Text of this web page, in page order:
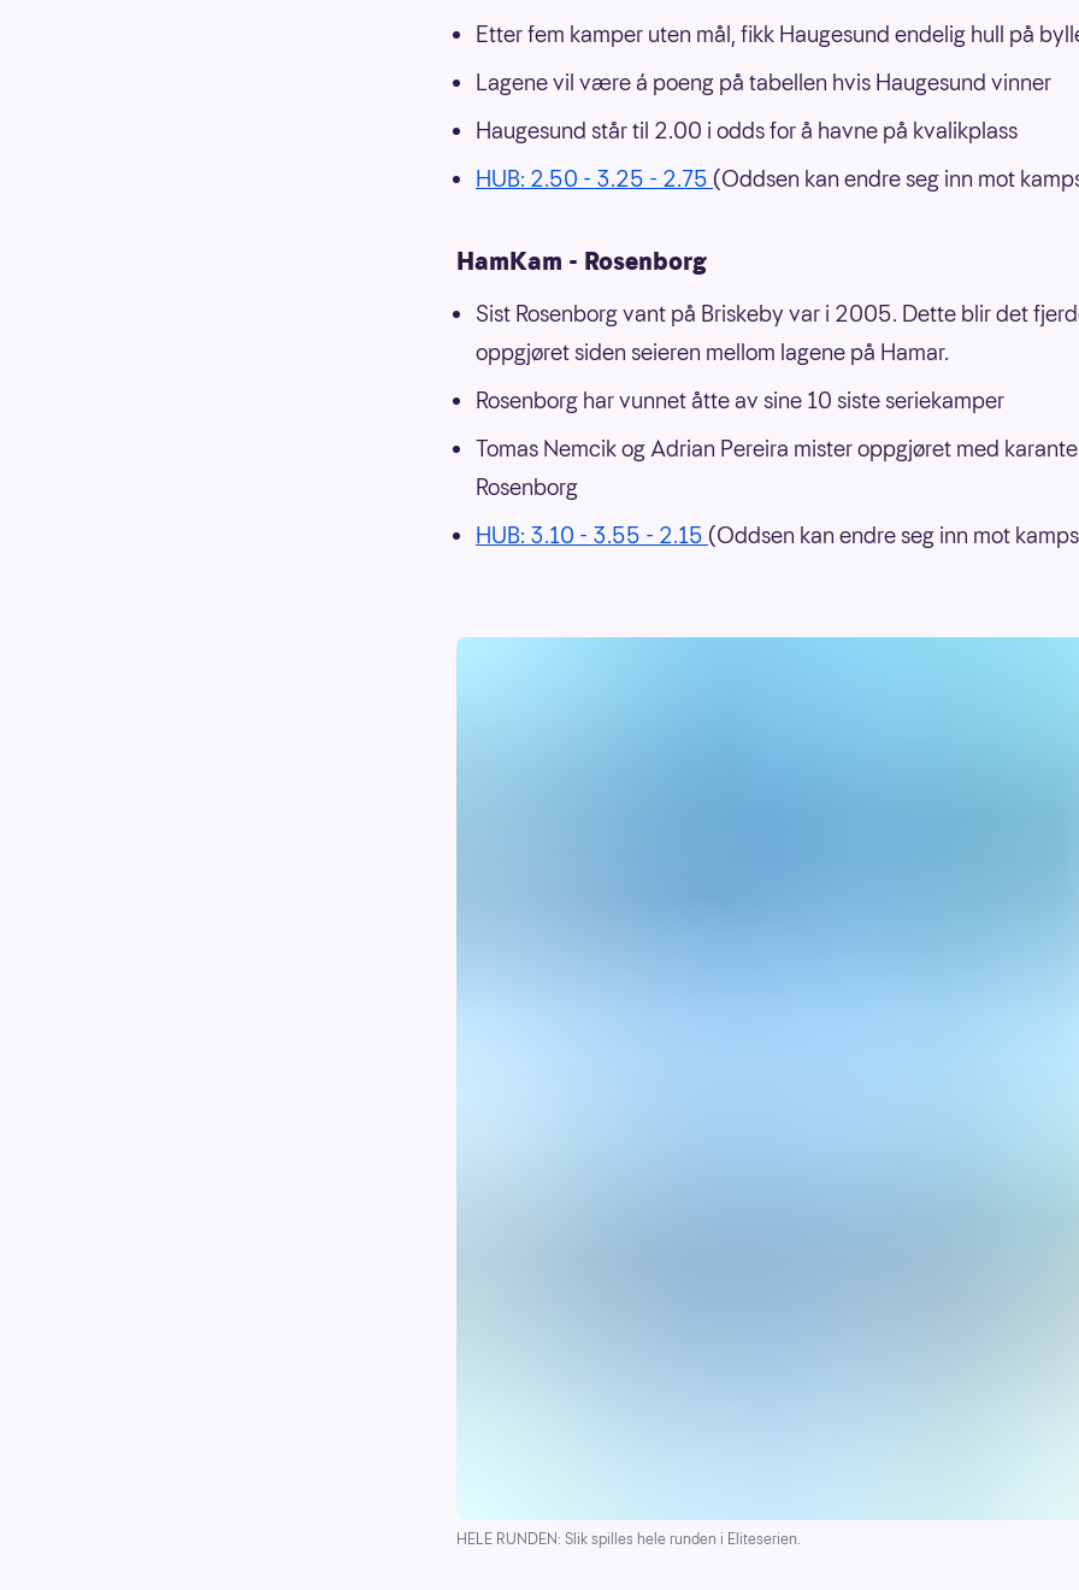
Etter fem kamper uten mål, fikk Haugesund endelig hull på
Lagene vil være á poeng på tabellen hvis Haugesund vinner
Haugesund står til 2.00 i odds for å havne på kvalikplass
HUB: 2.50 - 3.25 - 2.75 (Oddsen kan endre seg inn mot
HamKam - Rosenborg
Sist Rosenborg vant på Briskeby var i 2005. Dette blir det
oppgjøret siden seieren mellom lagene på Hamar.
Rosenborg har vunnet åtte av sine 10 siste seriekamper
Tomas Nemcik og Adrian Pereira mister oppgjøret med
Rosenborg
HUB: 3.10 - 3.55 - 2.15 (Oddsen kan endre seg inn mot
HELE RUNDEN: Slik spilles hele runden i Eliteserien.